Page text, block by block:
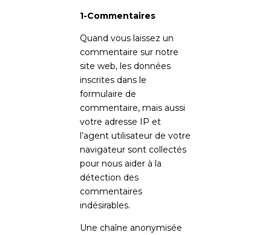
1-Commentaires
Quand vous laissez un
commentaire sur notre
site web, les données
inscrites dans le
formulaire de
commentaire, mais aussi
votre adresse IP et
l’agent utilisateur de votre
navigateur sont collectés
pour nous aider à la
détection des
commentaires
indésirables.
Une chaîne anonymisée